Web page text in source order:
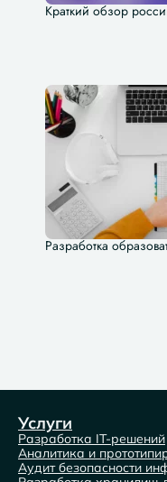
Краткий обзор
Разработка
Услуги
Разработка IT-решений
Аналитика и
Аудит безопасности